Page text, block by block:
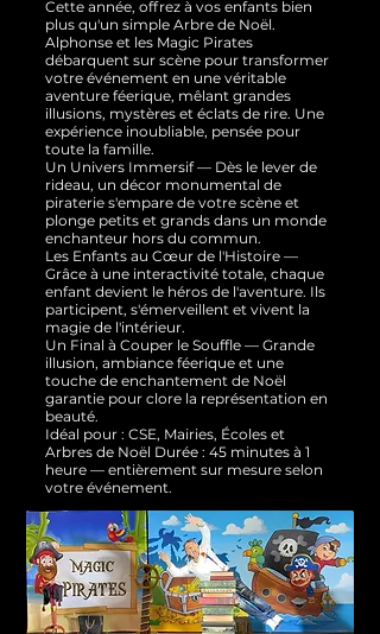
Cette année, offrez à vos enfants bien
plus qu'un simple Arbre de Noël.
Alphonse et les Magic Pirates
débarquent sur scène pour transformer
votre événement en une véritable
aventure féerique, mêlant grandes
illusions, mystères et éclats de rire. Une
expérience inoubliable, pensée pour
toute la famille.
Un Univers Immersif — Dès le lever de
rideau, un décor monumental de
piraterie s'empare de votre scène et
plonge petits et grands dans un monde
enchanteur hors du commun.
Les Enfants au Cœur de l'Histoire —
Grâce à une interactivité totale, chaque
enfant devient le héros de l'aventure. Ils
participent, s'émerveillent et vivent la
magie de l'intérieur.
Un Final à Couper le Souffle — Grande
illusion, ambiance féerique et une
touche de enchantement de Noël
garantie pour clore la représentation en
beauté.
Idéal pour : CSE, Mairies, Écoles et
Arbres de Noël Durée : 45 minutes à 1
heure — entièrement sur mesure selon
votre événement.